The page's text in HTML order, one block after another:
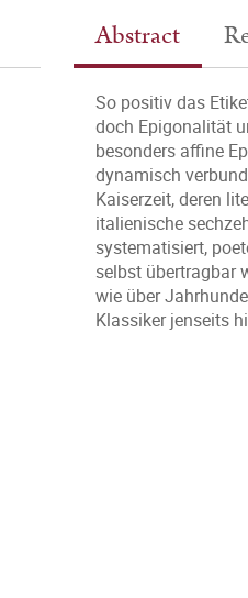
Abstract
So positiv das
doch Epigonalität
besonders affine
dynamisch
Kaiserzeit, deren
italienische
systematisiert,
selbst übertragbar
wie über
Klassiker jenseits